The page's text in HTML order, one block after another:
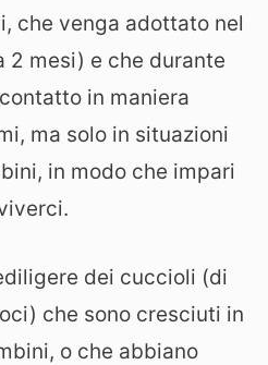
che venga adottato nel
2 mesi) e che durante
in maniera
ma solo in situazioni
in modo che impari
dei cuccioli (di
che sono cresciuti in
o che abbiano